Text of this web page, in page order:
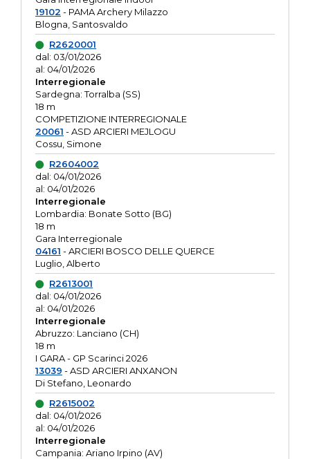
19102 - PAMA Archery Milazzo
Blogna, Santosvaldo
R2620001
dal: 03/01/2026
al: 04/01/2026
Interregionale
Sardegna: Torralba (SS)
18 m
COMPETIZIONE INTERREGIONALE
20061 - ASD ARCIERI MEJLOGU
Cossu, Simone
R2604002
dal: 04/01/2026
al: 04/01/2026
Interregionale
Lombardia: Bonate Sotto (BG)
18 m
Gara Interregionale
04161 - ARCIERI BOSCO DELLE QUERCE
Luglio, Alberto
R2613001
dal: 04/01/2026
al: 04/01/2026
Interregionale
Abruzzo: Lanciano (CH)
18 m
I GARA - GP Scarinci 2026
13039 - ASD ARCIERI ANXANON
Di Stefano, Leonardo
R2615002
dal: 04/01/2026
al: 04/01/2026
Interregionale
Campania: Ariano Irpino (AV)